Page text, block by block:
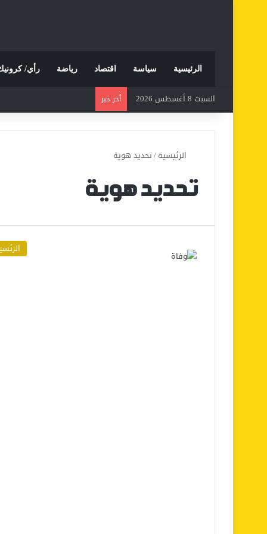
الرئيسية سياسة اقتصاد رياضة رأي/
السبت 8 أغسطس 2026 أخر خبر
الرئيسية/تحديد هوية
تحديد هوية